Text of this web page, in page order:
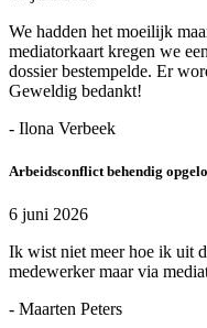
We hadden het moeilijk
mediatorkaart kregen we
dossier bestempelde. Er
Geweldig bedankt!
- Ilona Verbeek
Arbeidsconflict behendig
6 juni 2026
Ik wist niet meer hoe ik uit
medewerker maar via
- Maarten Peters